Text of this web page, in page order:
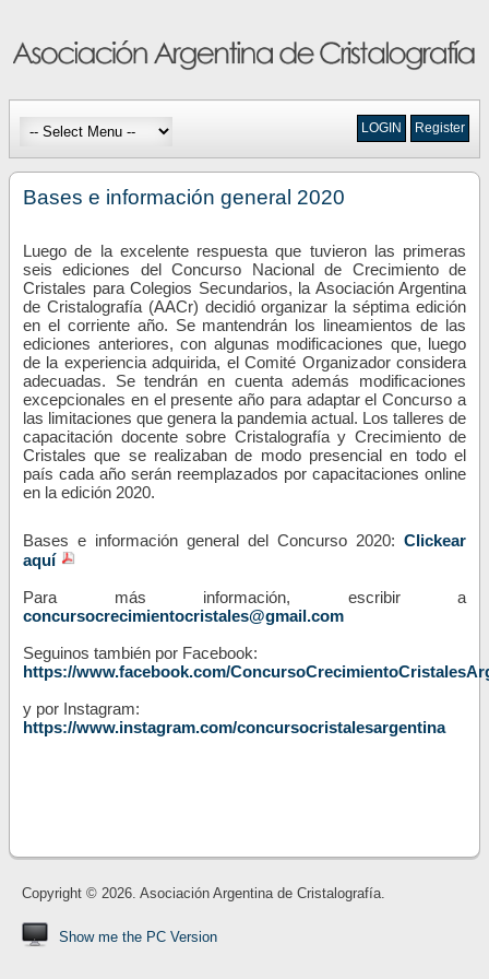
Register
LOGIN
Bases e información general 2020
Luego de la excelente respuesta que tuvieron las primeras
seis ediciones del Concurso Nacional de Crecimiento de
Cristales para Colegios Secundarios, la Asociación Argentina
de Cristalografía (AACr) decidió organizar la séptima edición
en el corriente año. Se mantendrán los lineamientos de las
ediciones anteriores, con algunas modificaciones que, luego
de la experiencia adquirida, el Comité Organizador considera
adecuadas. Se tendrán en cuenta además modificaciones
excepcionales en el presente año para adaptar el Concurso a
las limitaciones que genera la pandemia actual. Los talleres de
capacitación docente sobre Cristalografía y Crecimiento de
Cristales que se realizaban de modo presencial en todo el
país cada año serán reemplazados por capacitaciones online
en la edición 2020.
Bases e información general del Concurso 2020: Clickear
aquí
Para más información, escribir a
concursocrecimientocristales@gmail.com
Seguinos también por Facebook:
https://www.facebook.com/
y por Instagram:
https://www.instagram.com/concursocristalesargentina
Copyright © 2026. Asociación Argentina de Cristalografía.
Show me the PC Version